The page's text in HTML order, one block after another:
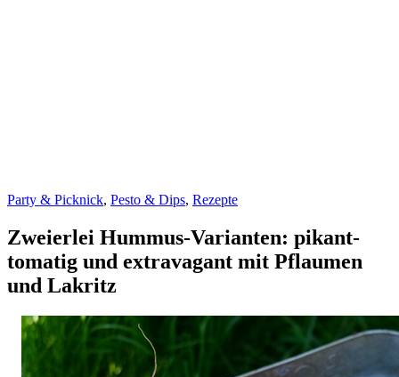
Party & Picknick, Pesto & Dips, Rezepte
Zweierlei Hummus-Varianten: pikant-
tomatig und extravagant mit Pflaumen
und Lakritz